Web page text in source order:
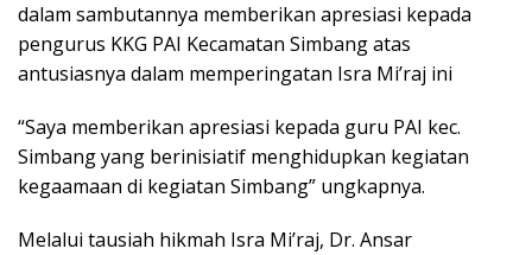
dalam sambutannya memberikan apresiasi kepada
pengurus KKG PAI Kecamatan Simbang atas
antusiasnya dalam memperingatan Isra Mi’raj ini
“Saya memberikan apresiasi kepada guru PAI kec.
Simbang yang berinisiatif menghidupkan kegiatan
kegaamaan di kegiatan Simbang” ungkapnya.
Melalui tausiah hikmah Isra Mi’raj, Dr. Ansar